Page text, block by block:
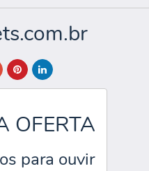
OFERTA
para ouvir